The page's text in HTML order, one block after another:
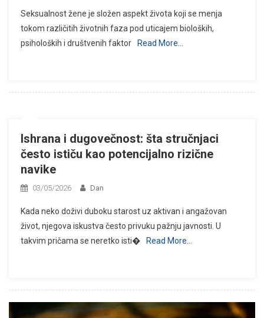
Seksualnost žene je složen aspekt života koji se menja
tokom različitih životnih faza pod uticajem bioloških,
psiholoških i društvenih faktor
Read More…
Ishrana i dugovečnost: šta stručnjaci
često ističu kao potencijalno rizične
navike
03/05/2026 Dan
Kada neko doživi duboku starost uz aktivan i angažovan
život, njegova iskustva često privuku pažnju javnosti. U
takvim pričama se neretko isti�
Read More…